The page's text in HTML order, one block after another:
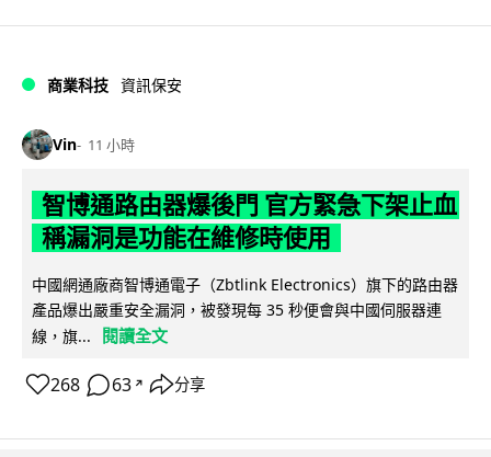
商業科技 資訊保安
Vin 11 小時
智博通路由器爆後門 官方緊急下架止血
稱漏洞是功能在維修時使用
中國網通廠商智博通電子（Zbtlink Electronics）旗下的路由器
產品爆出嚴重安全漏洞，被發現每 35 秒便會與中國伺服器連
線，旗...
閱讀全文
268 63 ↗ 分享